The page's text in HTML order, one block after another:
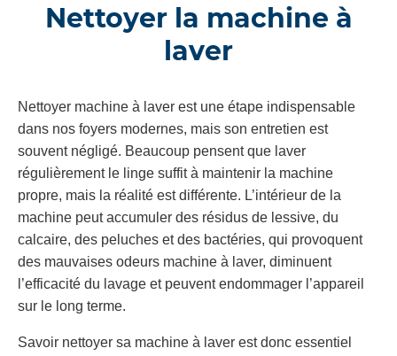
Nettoyer la machine à
laver
Nettoyer machine à laver est une étape indispensable
dans nos foyers modernes, mais son entretien est
souvent négligé. Beaucoup pensent que laver
régulièrement le linge suffit à maintenir la machine
propre, mais la réalité est différente. L’intérieur de la
machine peut accumuler des résidus de lessive, du
calcaire, des peluches et des bactéries, qui provoquent
des mauvaises odeurs machine à laver, diminuent
l’efficacité du lavage et peuvent endommager l’appareil
sur le long terme.
Savoir nettoyer sa machine à laver est donc essentiel